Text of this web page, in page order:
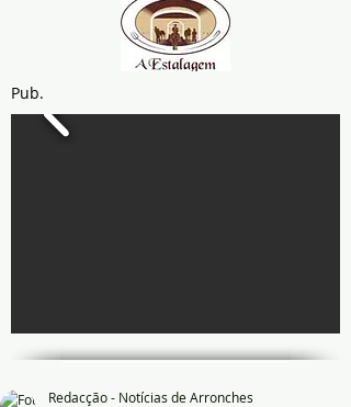
Pub.
Redacção - Notícias de Arronches